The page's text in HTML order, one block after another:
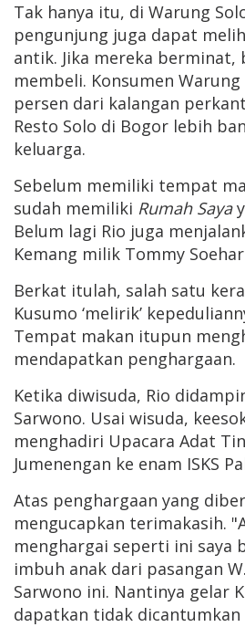
Tak hanya itu, di Warung
pengunjung juga dapat
antik. Jika mereka berminat,
membeli. Konsumen Warung
persen dari kalangan
Resto Solo di Bogor lebih
keluarga.
Sebelum memiliki tempat
sudah memiliki Rumah Saya
Belum lagi Rio juga
Kemang milik Tommy
Berkat itulah, salah satu
Kusumo ‘melirik’
Tempat makan itupun
mendapatkan penghargaan.
Ketika diwisuda, Rio
Sarwono. Usai wisuda,
menghadiri Upacara Adat
Jumenengan ke enam ISKS
Atas penghargaan yang
mengucapkan terimakasih.
menghargai seperti ini saya
imbuh anak dari pasangan
Sarwono ini. Nantinya gelar
dapatkan tidak dicantumkan